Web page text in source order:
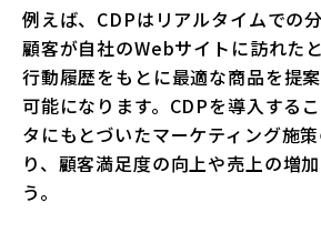
例えば、CDPはリアルタイムでの
顧客が自社のWebサイトに訪れた
行動履歴をもとに最適な商品を提
可能になります。CDPを導入する
タにもとづいたマーケティング施
り、顧客満足度の向上や売上の増
う。